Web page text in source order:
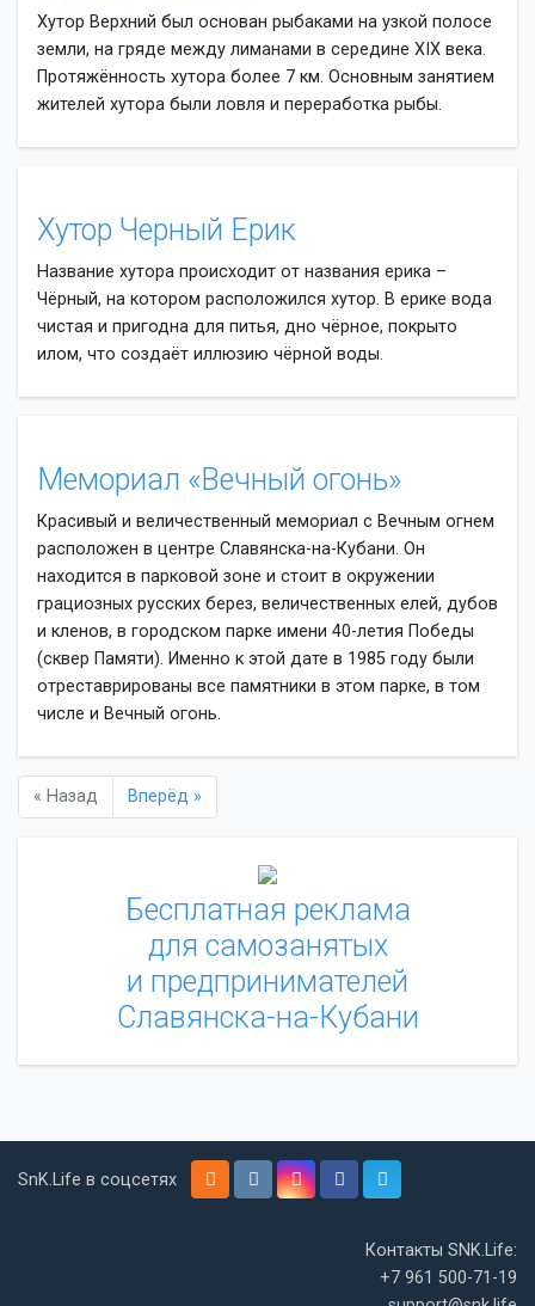
Хутор Верхний был основан рыбаками на узкой полосе
земли, на гряде между лиманами в середине XIX века.
Протяжённость хутора более 7 км. Основным занятием
жителей хутора были ловля и переработка рыбы.
Хутор Черный Ерик
Название хутора происходит от названия ерика –
Чёрный, на котором расположился хутор. В ерике вода
чистая и пригодна для питья, дно чёрное, покрыто
илом, что создаёт иллюзию чёрной воды.
Мемориал «Вечный огонь»
Красивый и величественный мемориал с Вечным огнем
расположен в центре Славянска-на-Кубани. Он
находится в парковой зоне и стоит в окружении
грациозных русских берез, величественных елей, дубов
и кленов, в городском парке имени 40-летия Победы
(сквер Памяти). Именно к этой дате в 1985 году были
отреставрированы все памятники в этом парке, в том
числе и Вечный огонь.
« Назад Вперёд »
Бесплатная реклама
для самозанятых
и предпринимателей
Славянска-на-Кубани
SnK.Life в соцсетях
Контакты SNK.Life:
+7 961 500-71-19